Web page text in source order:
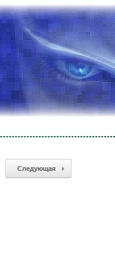
Следующая